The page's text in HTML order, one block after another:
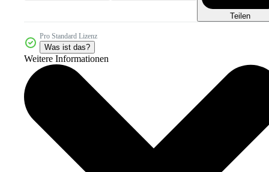
Teilen
Pro Standard Lizenz
Was ist das?
Weitere Informationen